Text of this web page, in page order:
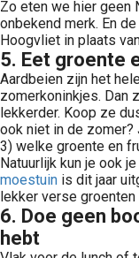
Zo eten we hier geen
onbekend merk. En
Hoogvliet in plaats
5. Eet groente
Aardbeien zijn het
zomerkoninkjes. Dan
lekkerder. Koop ze
ook niet in de zomer?
3) welke groente en
Natuurlijk kun je ook
moestuin is dit jaar
lekker verse groenten
6. Doe geen
hebt